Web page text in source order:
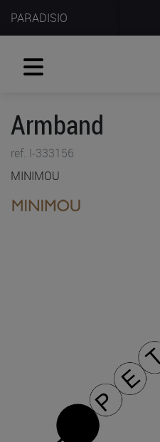
PARADISIO
Armband
ref. I-333156
MINIMOU